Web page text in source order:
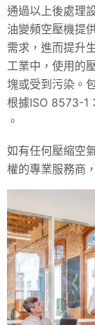
通過以上後處理
油變頻空壓機提
需求，進而提升
工業中，使用的
塊或受到污染。
根據ISO 8573-1
。
如有任何壓縮空
權的專業服務商